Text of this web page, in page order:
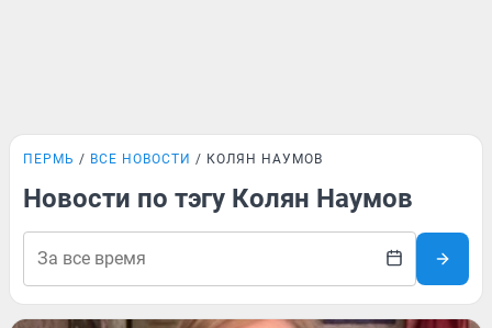
ПЕРМЬ ВСЕ НОВОСТИ КОЛЯН НАУМОВ
Новости по тэгу Колян Наумов